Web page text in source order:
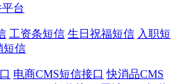
台
工资条短信 生日祝福短信 入职短
短信
电商CMS短信接口 快消品CMS